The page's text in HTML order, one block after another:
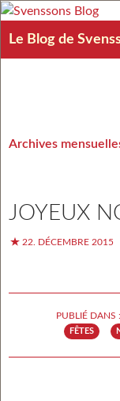
Le Blog de
Archives
JOYEUX
22. DÉCEMBRE 2015
PUBLIÉ DANS :
FÊTES